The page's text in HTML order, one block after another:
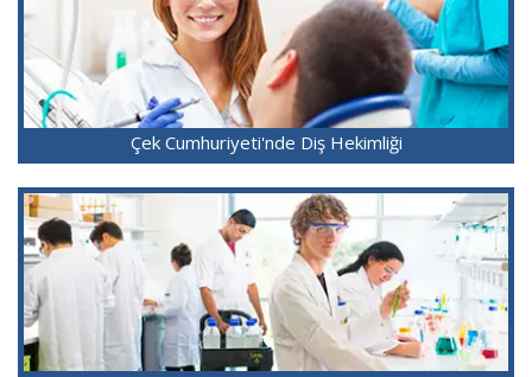
Çek Cumhuriyeti'nde Diş Hekimliği